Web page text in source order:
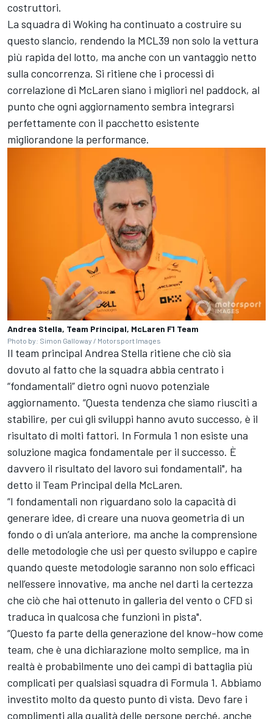
costruttori.
La squadra di Woking ha continuato a costruire su
questo slancio, rendendo la MCL39 non solo la vettura
più rapida del lotto, ma anche con un vantaggio netto
sulla concorrenza. Si ritiene che i processi di
correlazione di McLaren siano i migliori nel paddock, al
punto che ogni aggiornamento sembra integrarsi
perfettamente con il pacchetto esistente
migliorandone la performance.
Andrea Stella, Team Principal, McLaren F1 Team
Photo by: Simon Galloway / Motorsport Images
Il team principal Andrea Stella ritiene che ciò sia
dovuto al fatto che la squadra abbia centrato i
“fondamentali” dietro ogni nuovo potenziale
aggiornamento. “Questa tendenza che siamo riusciti a
stabilire, per cui gli sviluppi hanno avuto successo, è il
risultato di molti fattori. In Formula 1 non esiste una
soluzione magica fondamentale per il successo. È
davvero il risultato del lavoro sui fondamentali", ha
detto il Team Principal della McLaren.
“I fondamentali non riguardano solo la capacità di
generare idee, di creare una nuova geometria di un
fondo o di un’ala anteriore, ma anche la comprensione
delle metodologie che usi per questo sviluppo e capire
quando queste metodologie saranno non solo efficaci
nell’essere innovative, ma anche nel darti la certezza
che ciò che hai ottenuto in galleria del vento o CFD si
traduca in qualcosa che funzioni in pista".
“Questo fa parte della generazione del know-how come
team, che è una dichiarazione molto semplice, ma in
realtà è probabilmente uno dei campi di battaglia più
complicati per qualsiasi squadra di Formula 1. Abbiamo
investito molto da questo punto di vista. Devo fare i
complimenti alla qualità delle persone perché, anche